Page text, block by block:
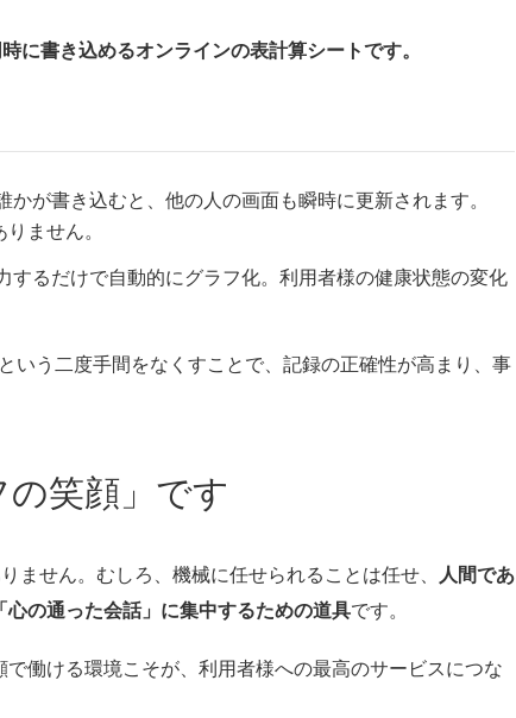
に書き込めるオンラインの表計算シートです。
が書き込むと、他の人の画面も瞬時に更新されます。
ません。
するだけで自動的にグラフ化。利用者様の健康状態の変化
いう二度手間をなくすことで、記録の正確性が高まり、事
笑顔」です
ません。むしろ、機械に任せられることは任せ、
人間であ
の通った会話」に集中するための道具です。
働ける環境こそが、利用者様への最高のサービスにつな